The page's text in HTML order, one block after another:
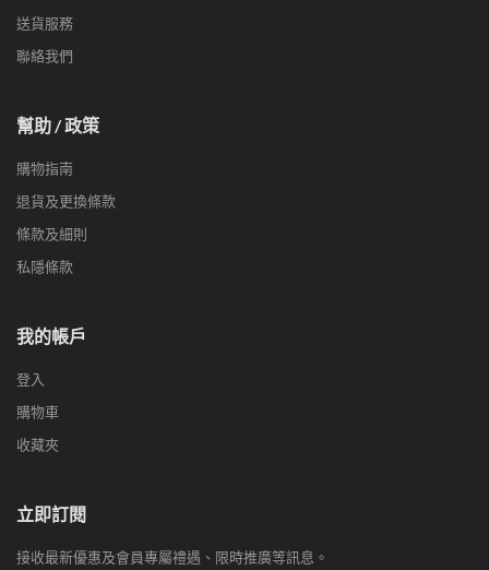
送貨服務
聯絡我們
幫助 / 政策
購物指南
退貨及更換條款
條款及細則
私隱條款
我的帳戶
登入
購物車
收藏夾
立即訂閱
接收最新優惠及會員專屬禮遇、限時推廣等訊息。